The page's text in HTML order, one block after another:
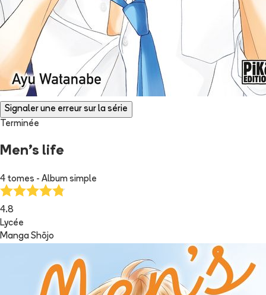
Signaler une erreur sur la série
Terminée
Men's life
4 tomes - Album simple
4.8
Lycée
Manga Shōjo